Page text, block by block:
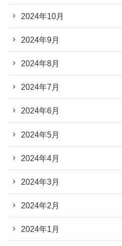
2024年10月
2024年9月
2024年8月
2024年7月
2024年6月
2024年5月
2024年4月
2024年3月
2024年2月
2024年1月